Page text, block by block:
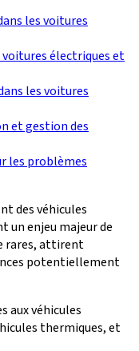
les voitures
électriques et
les voitures
et gestion des
les problèmes
des véhicules
un enjeu majeur de
rares, attirent
potentiellement
aux véhicules
thermiques, et